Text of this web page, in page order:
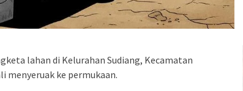
lahan di Kelurahan Sudiang, Kecamatan
menyeruak ke permukaan.